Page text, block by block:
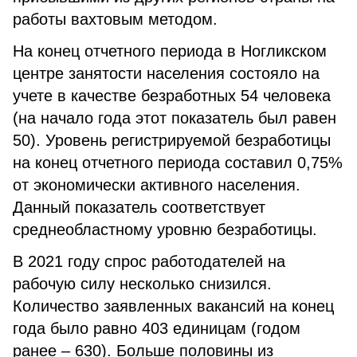
работы вахтовым методом.
На конец отчетного периода в Ногликском
центре занятости населения состояло на
учете в качестве безработных 54 человека
(на начало года этот показатель был равен
50). Уровень регистрируемой безработицы
на конец отчетного периода составил 0,75%
от экономически активного населения.
Данный показатель соответствует
среднеобластному уровню безработицы.
В 2021 году спрос работодателей на
рабочую силу несколько снизился.
Количество заявленных вакансий на конец
года было равно 403 единицам (годом
ранее – 630). Больше половины из